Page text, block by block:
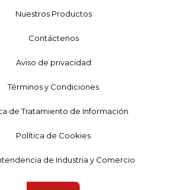
Nuestros Productos
Contáctenos
Aviso de privacidad
Términos y Condiciones
de Tratamiento de Información
Política de Cookies
de Industria y Comercio